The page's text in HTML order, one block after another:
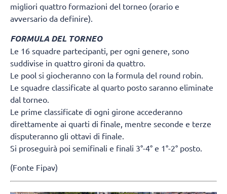
migliori quattro formazioni del torneo (orario e
avversario da definire).
FORMULA DEL TORNEO
Le 16 squadre partecipanti, per ogni genere, sono
suddivise in quattro gironi da quattro.
Le pool si giocheranno con la formula del round robin.
Le squadre classificate al quarto posto saranno eliminate
dal torneo.
Le prime classificate di ogni girone accederanno
direttamente ai quarti di finale, mentre seconde e terze
disputeranno gli ottavi di finale.
Si proseguirà poi semifinali e finali 3°-4° e 1°-2° posto.
(Fonte Fipav)